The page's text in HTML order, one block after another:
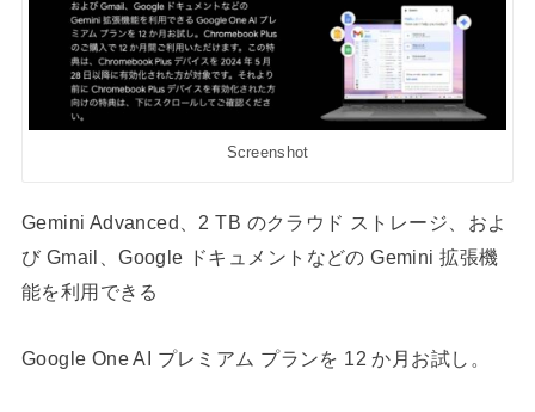
Screenshot
Gemini Advanced、2 TB のクラウド ストレージ、およ
び Gmail、Google ドキュメントなどの Gemini 拡張機
能を利用できる
Google One AI プレミアム プランを 12 か月お試し。